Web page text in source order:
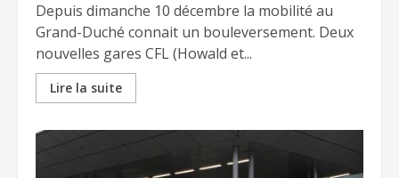
Depuis dimanche 10 décembre la mobilité au
Grand-Duché connait un bouleversement. Deux
nouvelles gares CFL (Howald et...
Lire la suite